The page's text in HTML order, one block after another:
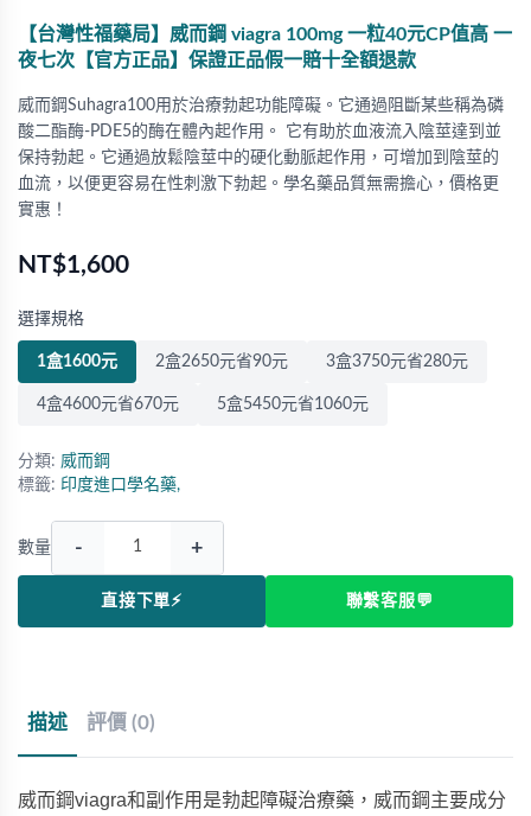
【台灣性福藥局】威而鋼 viagra 100mg 一粒40元CP值高 一
夜七次【官方正品】保證正品假一賠十全額退款
威而鋼Suhagra100用於治療勃起功能障礙。它通過阻斷某些稱為磷
酸二酯酶-PDE5的酶在體內起作用。 它有助於血液流入陰莖達到並
保持勃起。它通過放鬆陰莖中的硬化動脈起作用，可增加到陰莖的
血流，以便更容易在性刺激下勃起。學名藥品質無需擔心，價格更
實惠！
NT$1,600
選擇規格
1盒1600元 2盒2650元省90元 3盒3750元省280元
4盒4600元省670元 5盒5450元省1060元
分類: 威而鋼
標籤: 印度進口學名藥,
數量 - +
直接下單⚡ 聯繫客服💬
描述 評價 (0)
威而鋼viagra和副作用是勃起障礙治療藥，威而鋼主要成分